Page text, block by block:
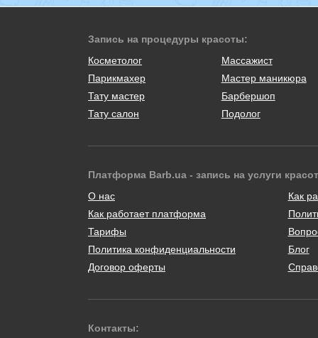
Запись на процедуры красоты:
Косметолог
Массажист
Парикмахер
Мастер маникюра
Тату мастер
Барбершоп
Тату салон
Подолог
Платформа Barb.ua - запись на услуги
О нас
Как работает платформа
Тарифы
Политика конфиденциальности
Договор оферты
Как
Блог
Контакты: